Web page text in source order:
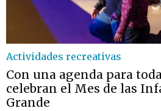
Actividades recreativas
Con una agenda para
celebran el Mes de las
Grande